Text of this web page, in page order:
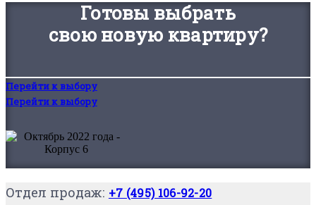
Готовы выбрать
свою новую квартиру?
Перейти к выбору
Перейти к выбору
Отдел продаж: +7 (495) 106-92-20